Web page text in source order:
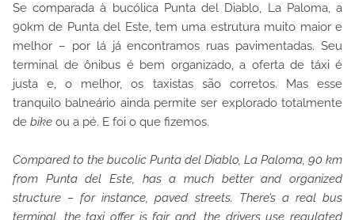
Se comparada à bucólica Punta del Diablo, La Paloma, a
90km de Punta del Este, tem uma estrutura muito maior e
melhor – por lá já encontramos ruas pavimentadas. Seu
terminal de ônibus é bem organizado, a oferta de táxi é
justa e, o melhor, os taxistas são corretos. Mas esse
tranquilo balneário ainda permite ser explorado totalmente
de bike ou a pé. E foi o que fizemos.
Compared to the bucolic Punta del Diablo, La Paloma, 90 km
from Punta del Este, has a much better and organized
structure – for instance, paved streets. There’s a real bus
terminal, the taxi offer is fair and, the drivers use regulated